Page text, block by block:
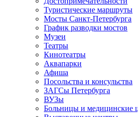
Туристические маршруты
Мосты Санкт-Петербурга
График разводки мостов
Музеи
Театры
Кинотеатры
Аквапарки
Афиша
Посольства и консульства
ЗАГСы Петербурга
ВУЗы
Больницы и медицинские